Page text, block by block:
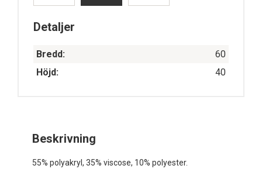
Detaljer
Bredd:
60
Höjd:
40
Beskrivning
55% polyakryl, 35% viscose, 10% polyester.